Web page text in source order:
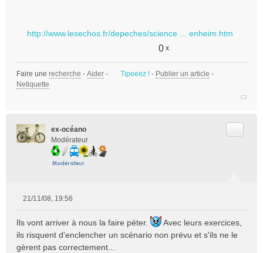
http://www.lesechos.fr/depeches/science ... enheim.htm
0 x
Faire une recherche - Aider - Tipeeez ! - Publier un article -
Netiquette
ex-océano
Modérateur
s
s
a
21/11/08, 19:56
Ils vont arriver à nous la faire péter.
Avec leurs exercices,
ils risquent d'enclencher un scénario non prévu et s'ils ne le
gèrent pas correctement...